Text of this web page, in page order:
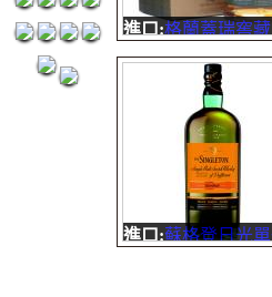
進口:格蘭蓋瑞窖藏
年蘇格蘭單一麥芽
它的風味與特色是
西班牙雪莉風味桶
國波本風味桶，兩
木特色進行結合調
進口:蘇格登日光